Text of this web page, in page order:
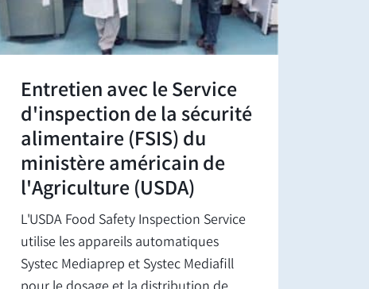
Entretien avec le Service
d'inspection de la sécurité
alimentaire (FSIS) du
ministère américain de
l'Agriculture (USDA)
L'USDA Food Safety Inspection Service
utilise les appareils automatiques
Systec Mediaprep et Systec Mediafill